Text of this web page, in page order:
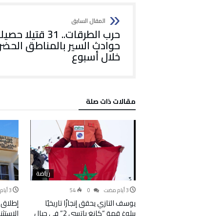
حرب الطرقات.. 31 قتيلا
حوادث السير بالمناطق
‏خلال أسبوع
‫مقالات ذات صلة‬
رياضة
54
يوسف التازي يحقق إنجازًا تاريخيًا